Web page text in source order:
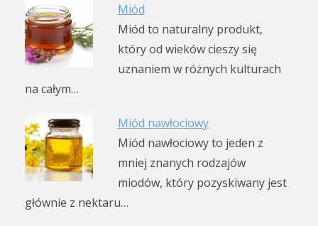
Miód
Miód to naturalny produkt,
który od wieków cieszy się
uznaniem w różnych kulturach
na całym…
Miód nawłociowy
Miód nawłociowy to jeden z
mniej znanych rodzajów
miodów, który pozyskiwany jest
głównie z nektaru…